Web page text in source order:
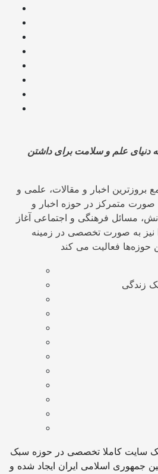
دنیای علم و سلامت برای داشتن
اخبار و مقالات، علمی و
از سال ۱۳۹۵ به صورت متمرکز در حوزه اخبار و
مسائل فرهنگی و اجتماعی آغاز
نیز به صورت تخصصی در زمینه
زندگی
سایت کاملا تخصصی در حوزه سبک
جمهوری اسلامی ایران ایجاد شده و